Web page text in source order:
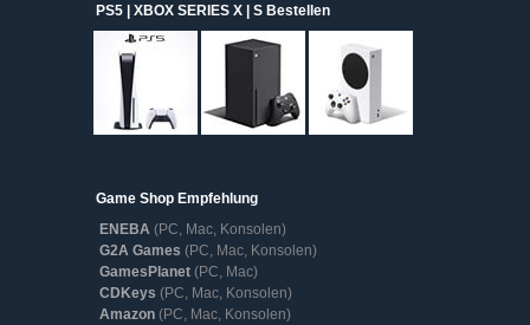
PS5 | XBOX SERIES X | S Bestellen
Game Shop Empfehlung
ENEBA (PC, Mac, Konsolen)
G2A Games (PC, Mac, Konsolen)
GamesPlanet (PC, Mac)
CDKeys (PC, Mac, Konsolen)
Amazon (PC, Mac, Konsolen)